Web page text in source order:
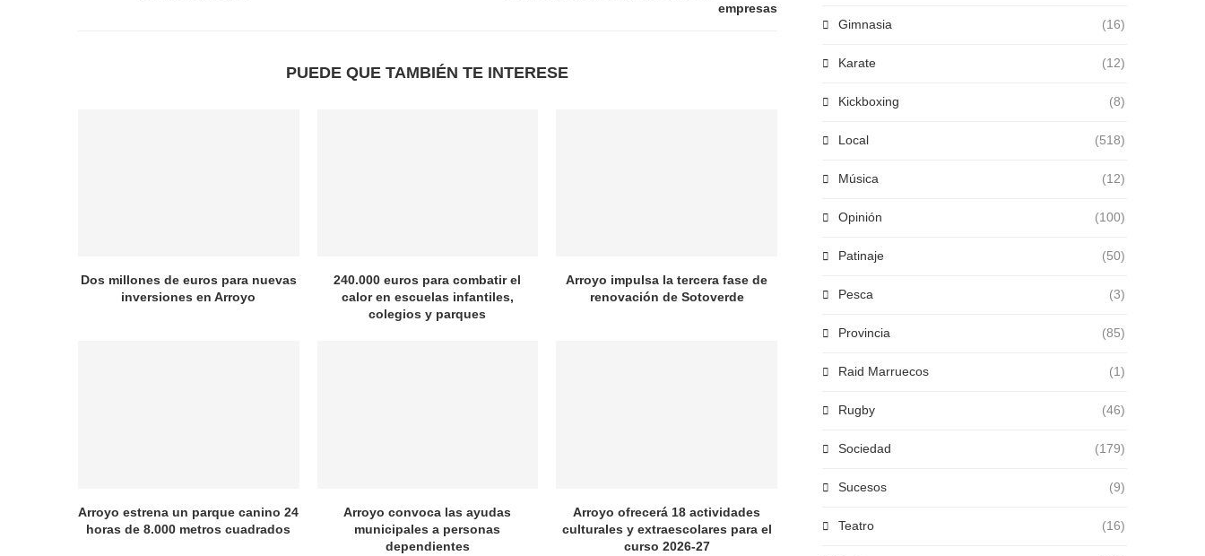
empresas
PUEDE QUE TAMBIÉN TE INTERESE
Dos millones de euros para nuevas
inversiones en Arroyo
240.000 euros para combatir el
calor en escuelas infantiles,
colegios y parques
Arroyo impulsa la tercera fase de
renovación de Sotoverde
Arroyo estrena un parque canino 24
horas de 8.000 metros cuadrados
Arroyo convoca las ayudas
municipales a personas
dependientes
Arroyo ofrecerá 18 actividades
culturales y extraescolares para el
curso 2026-27
Gimnasia (16)
Karate (12)
Kickboxing (8)
Local (518)
Música (12)
Opinión (100)
Patinaje (50)
Pesca (3)
Provincia (85)
Raid Marruecos (1)
Rugby (46)
Sociedad (179)
Sucesos (9)
Teatro (16)